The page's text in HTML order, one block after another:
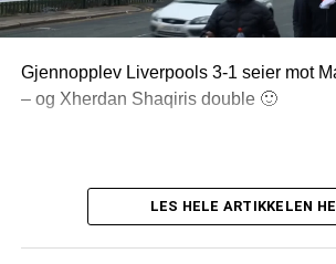
Gjennopplev Liverpools 3-1 seier mot
– og Xherdan Shaqiris double 🙂
LES HELE ARTIKKELEN